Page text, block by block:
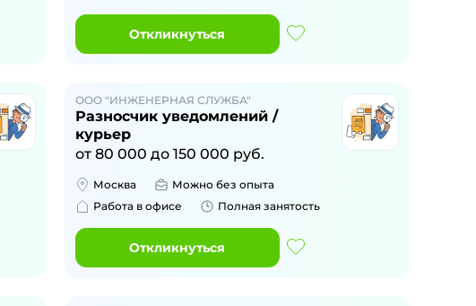
Откликнуться
ООО "ИНЖЕНЕРНАЯ СЛУЖБА"
Разносчик уведомлений /
курьер
от 80 000 до 150 000 руб.
Москва
Можно без опыта
Работа в офисе
Полная занятость
Откликнуться